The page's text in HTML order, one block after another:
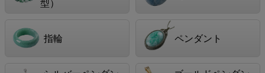
指輪 ペンダント